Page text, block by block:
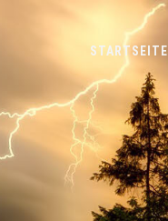
STARTSEITE